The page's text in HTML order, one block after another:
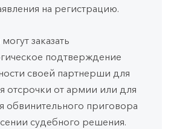
на регистрацию.
заказать
подтверждение
своей партнерши для
отсрочки от армии или для
обвинительного приговора
судебного решения.